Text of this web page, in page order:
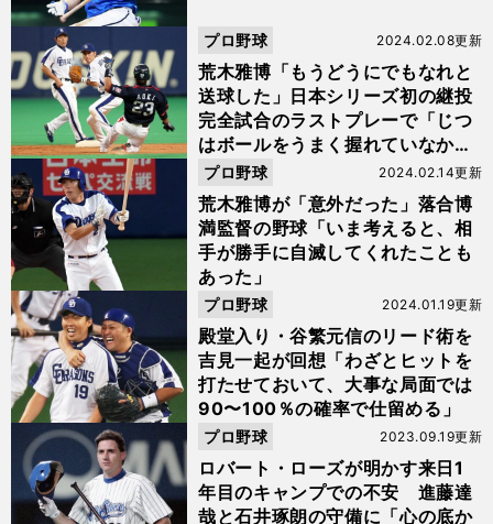
荒木雅博「もうどうにでもなれと
送球した」日本シリーズ初の継投
完全試合のラストプレーで「じつ
はボールをうまく握れていなかっ
た」
2024.02.08更新
プロ野球
荒木雅博が「意外だった」落合博
満監督の野球「いま考えると、相
手が勝手に自滅してくれたことも
あった」
2024.02.14更新
プロ野球
殿堂入り・谷繁元信のリード術を
吉見一起が回想「わざとヒットを
打たせておいて、大事な局面では
90〜100％の確率で仕留める」
2024.01.19更新
プロ野球
ロバート・ローズが明かす来日1
年目のキャンプでの不安 進藤達
哉と石井琢朗の守備に「心の底か
2023.09.19更新
プロ野球